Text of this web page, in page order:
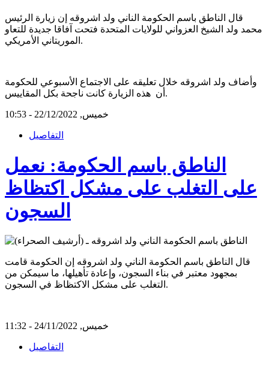
قال الناطق باسم الحكومة الناني ولد اشروقه إن زيارة الرئيس
محمد ولد الشيخ العزواني للولايات المتحدة فتحت آفاقا جديدة للتعاو
الموريتاني الأمريكي.
وأضاف ولد اشروقه خلال تعليقه على الاجتماع الأسبوعي للحكومة
أن هذه الزيارة كانت ناجحة بكل المقاييس.
خميس, 22/12/2022 - 10:53
التفاصيل
الناطق باسم الحكومة: نعمل
على التغلب على مشكل اكتظاظ
السجون
قال الناطق باسم الحكومة الناني ولد اشروقه إن الحكومة قامت
بمجهود معتبر في بناء السجون، وإعادة تأهيلها، ما سيمكن من
التغلب على مشكل الاكتظاظ في السجون.
خميس, 24/11/2022 - 11:32
التفاصيل